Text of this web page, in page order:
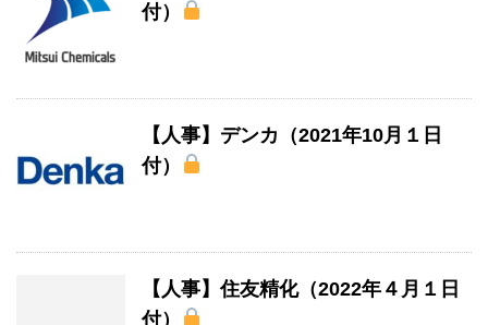
付）
【人事】デンカ（2021年10月１日
付）
【人事】住友精化（2022年４月１日
付）